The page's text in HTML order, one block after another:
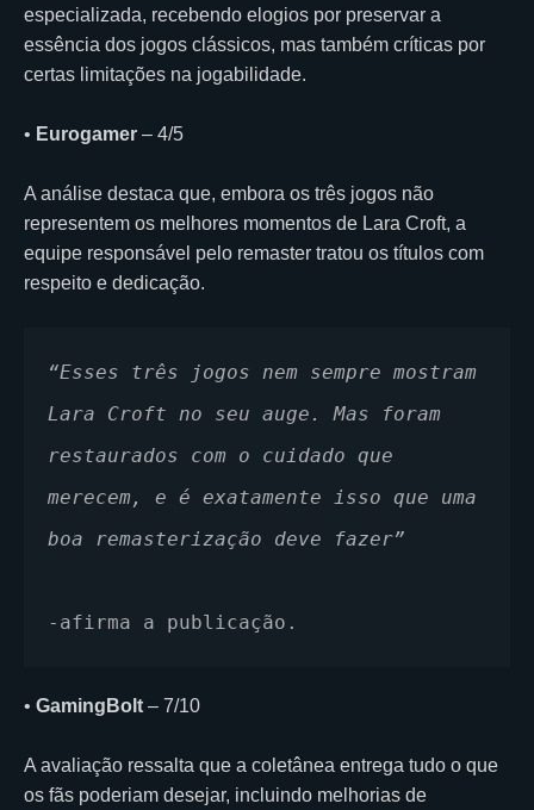
especializada, recebendo elogios por preservar a
essência dos jogos clássicos, mas também críticas por
certas limitações na jogabilidade.
• Eurogamer – 4/5
A análise destaca que, embora os três jogos não
representem os melhores momentos de Lara Croft, a
equipe responsável pelo remaster tratou os títulos com
respeito e dedicação.
“Esses três jogos nem sempre mostram
Lara Croft no seu auge. Mas foram
restaurados com o cuidado que
merecem, e é exatamente isso que uma
boa remasterização deve fazer”
-afirma a publicação.
• GamingBolt – 7/10
A avaliação ressalta que a coletânea entrega tudo o que
os fãs poderiam desejar, incluindo melhorias de